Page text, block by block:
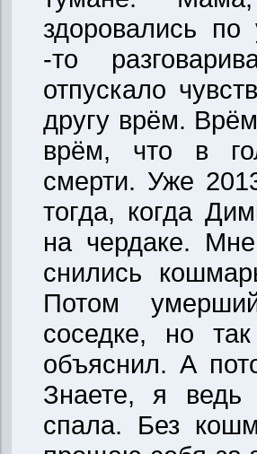
здоровались
-то
отпускало
другу врём.
врём, что в
смерти. Уже
тогда, когда
на чердаке.
снились
Потом
соседке, но
объяснил. А
Знаете, я ведь
спала. Без